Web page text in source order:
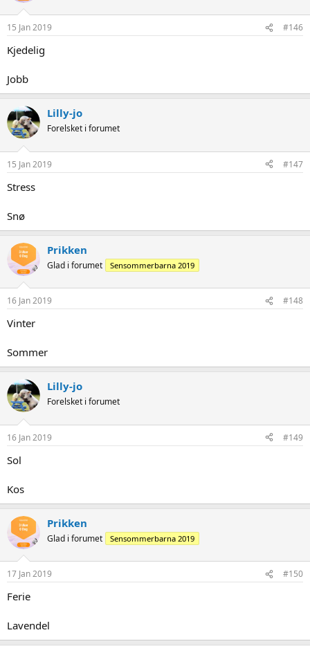
15 Jan 2019 #146
Kjedelig
Jobb
Lilly-jo
Forelsket i forumet
15 Jan 2019 #147
Stress
Snø
Prikken
Glad i forumet Sensommerbarna 2019
16 Jan 2019 #148
Vinter
Sommer
Lilly-jo
Forelsket i forumet
16 Jan 2019 #149
Sol
Kos
Prikken
Glad i forumet Sensommerbarna 2019
17 Jan 2019 #150
Ferie
Lavendel